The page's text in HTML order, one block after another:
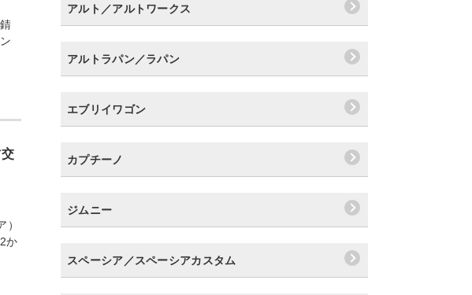
か
アルト／アルトワークス
アルトラパン／ラパン
エブリイワゴン
カプチーノ
ジムニー
スペーシア／スペーシアカスタム